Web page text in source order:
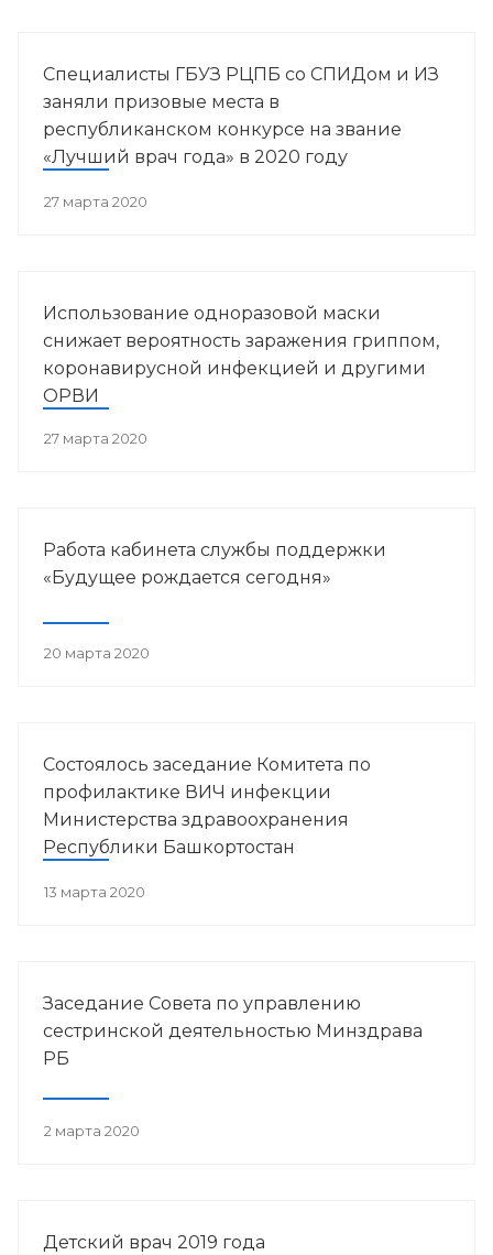
Специалисты ГБУЗ РЦПБ со СПИДом и ИЗ
заняли призовые места в
республиканском конкурсе на звание
«Лучший врач года» в 2020 году
27 марта 2020
Использование одноразовой маски
снижает вероятность заражения гриппом,
коронавирусной инфекцией и другими
ОРВИ
27 марта 2020
Работа кабинета службы поддержки
«Будущее рождается сегодня»
20 марта 2020
Состоялось заседание Комитета по
профилактике ВИЧ инфекции
Министерства здравоохранения
Республики Башкортостан
13 марта 2020
Заседание Совета по управлению
сестринской деятельностью Минздрава
РБ
2 марта 2020
Детский врач 2019 года